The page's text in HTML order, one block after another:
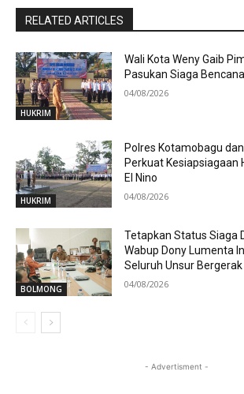
RELATED ARTICLES
HUKRIM
Wali Kota Weny Gaib
Pasukan Siaga
04/08/2026
HUKRIM
Polres Kotamobagu
Perkuat Kesiapsiagaan
El Nino
04/08/2026
BOLMONG
Tetapkan Status Siaga
Wabup Dony Lumenta
Seluruh Unsur
04/08/2026
- Advertisment -